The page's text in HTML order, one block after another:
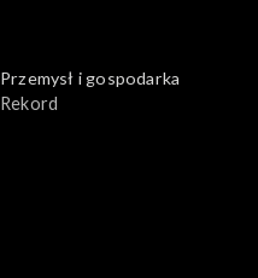
Przemysł i gospodarka
Rekord